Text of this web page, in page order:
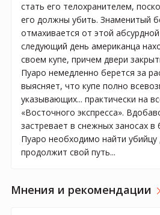
стать его телохранителем,
его должны убить. Знаменитый
отмахивается от этой
следующий день американца
своем купе, причем двери
Пуаро немедленно берется за
выясняет, что купе полно
указывающих... практически на
«Восточного экспресса».
застревает в снежных заносах
Пуаро необходимо найти убийцу
продолжит свой путь...
Мнения и рекомендации